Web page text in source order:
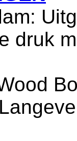
druk